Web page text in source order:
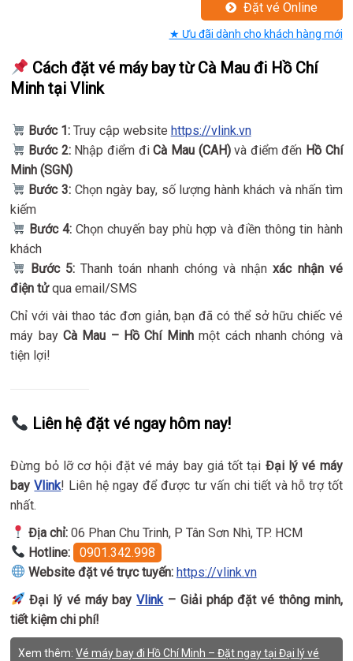
Đặt vé Online
★ Ưu đãi dành cho khách hàng mới
Cách đặt vé máy bay từ Cà Mau đi Hồ Chí
Minh tại Vlink
Bước 1:Truy cập website https://vlink.vn
Bước 2:Nhập điểm điCà Mau (CAH)và điểm đến Hồ Chí
Minh (SGN)
Bước 3: Chọn ngày bay, số lượng hành khách và nhấn tìm
kiếm
Bước 4:Chọn chuyến bay phù hợp và điền thông tin hành
khách
Bước 5:Thanh toán nhanh chóng và nhậnxác nhận vé
điện tửqua email/SMS
Chỉ với vài thao tác đơn giản, bạn đã có thể sở hữu chiếc vé
máy bayCà Mau – Hồ Chí Minhmột cách nhanh chóng và
tiện lợi!
Liên hệ đặt vé ngay hôm nay!
Đừng bỏ lỡ cơ hội đặt vé máy bay giá tốt tại Đại lý vé máy
bayVlink! Liên hệ ngay để được tư vấn chi tiết và hỗ trợ tốt
nhất.
Địa chỉ:06 Phan Chu Trinh, P Tân Sơn Nhì, TP. HCM
Hotline:
0901.342.998
Website đặt vé trực tuyến: https://vlink.vn
Đại lý vé máy bayVlink– Giải pháp đặt vé thông minh,
tiết kiệm chi phí!
Xem thêm:Vé máy bay đi Hồ Chí Minh – Đặt ngay tại Đại lý vé